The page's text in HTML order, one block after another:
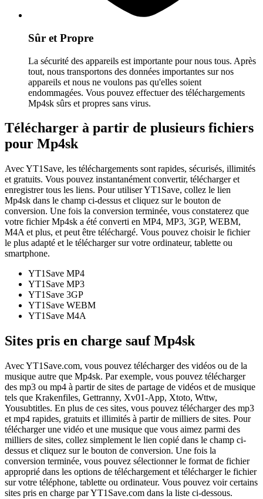
Sûr et Propre
La sécurité des appareils est importante pour nous tous. Après
tout, nous transportons des données importantes sur nos
appareils et nous ne voulons pas qu'elles soient
endommagées. Vous pouvez effectuer des téléchargements
Mp4sk sûrs et propres sans virus.
Télécharger à partir de plusieurs fichiers
pour Mp4sk
Avec YT1Save, les téléchargements sont rapides, sécurisés, illimités
et gratuits. Vous pouvez instantanément convertir, télécharger et
enregistrer tous les liens. Pour utiliser YT1Save, collez le lien
Mp4sk dans le champ ci-dessus et cliquez sur le bouton de
conversion. Une fois la conversion terminée, vous constaterez que
votre fichier Mp4sk a été converti en MP4, MP3, 3GP, WEBM,
M4A et plus, et peut être téléchargé. Vous pouvez choisir le fichier
le plus adapté et le télécharger sur votre ordinateur, tablette ou
smartphone.
YT1Save MP4
YT1Save MP3
YT1Save 3GP
YT1Save WEBM
YT1Save M4A
Sites pris en charge sauf Mp4sk
Avec YT1Save.com, vous pouvez télécharger des vidéos ou de la
musique autre que Mp4sk. Par exemple, vous pouvez télécharger
des mp3 ou mp4 à partir de sites de partage de vidéos et de musique
tels que Krakenfiles, Gettranny, Xv01-App, Xtoto, Wttw,
Yousubtitles. En plus de ces sites, vous pouvez télécharger des mp3
et mp4 rapides, gratuits et illimités à partir de milliers de sites. Pour
télécharger une vidéo et une musique que vous aimez parmi des
milliers de sites, collez simplement le lien copié dans le champ ci-
dessus et cliquez sur le bouton de conversion. Une fois la
conversion terminée, vous pouvez sélectionner le format de fichier
approprié dans les options de téléchargement et télécharger le fichier
sur votre téléphone, tablette ou ordinateur. Vous pouvez voir certains
sites pris en charge par YT1Save.com dans la liste ci-dessous.